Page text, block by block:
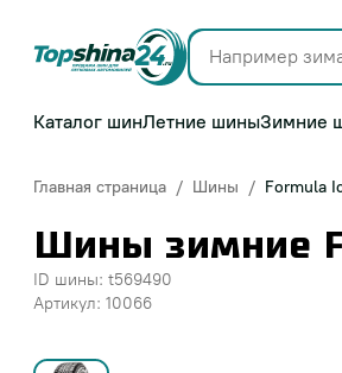
Каталог шинЛетние шиныЗимние
Главная страница Шины Formula
Шины зимние
ID шины: t569490
Артикул: 10066